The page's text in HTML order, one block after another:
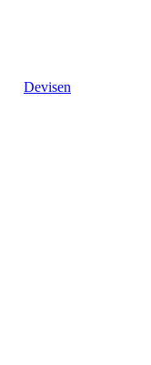
Devisen